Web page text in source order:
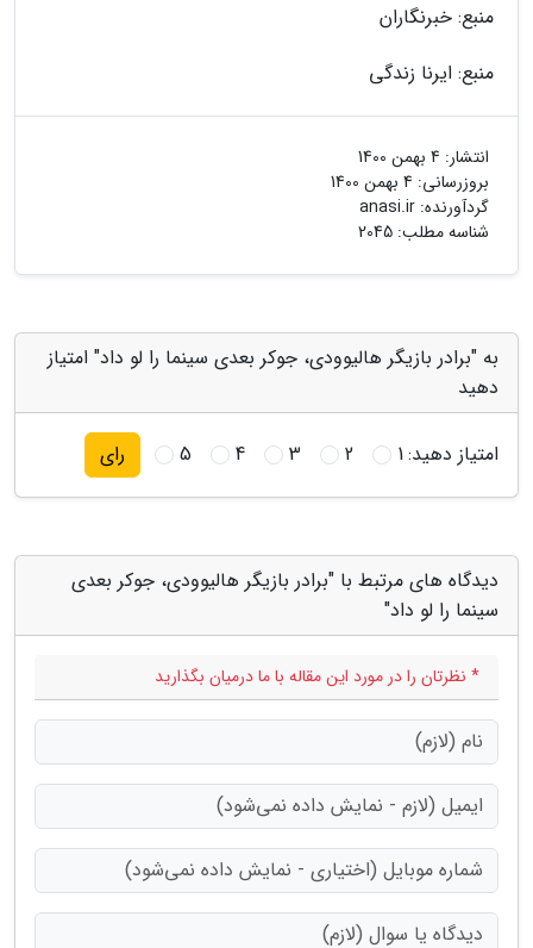
منبع: خبرنگاران
منبع: ایرنا زندگی
انتشار: 4 بهمن 1400
بروزرسانی: 4 بهمن 1400
گردآورنده: anasi.ir
شناسه مطلب: 2045
به "برادر بازیگر هالیوودی، جوکر بعدی سینما را لو داد" امتیاز
دهید
امتیاز دهید:1
2
3
4
5 رای
دیدگاه های مرتبط با "برادر بازیگر هالیوودی، جوکر بعدی
سینما را لو داد"
* نظرتان را در مورد این مقاله با ما درمیان بگذارید